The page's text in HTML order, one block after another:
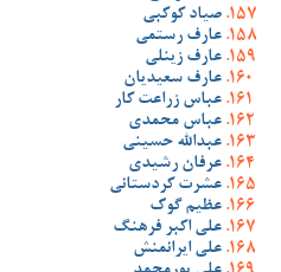
صیاد کوکبی
عارف رستمی
عارف زینلی
عارف سعیدیان
عباس زراعت کار
عباس محمدی
عبدالله حسینی
عرفان رشیدی
عشرت کردستانی
عظیم گوک
علی اکبر فرهنگ
علی ایرانمنش